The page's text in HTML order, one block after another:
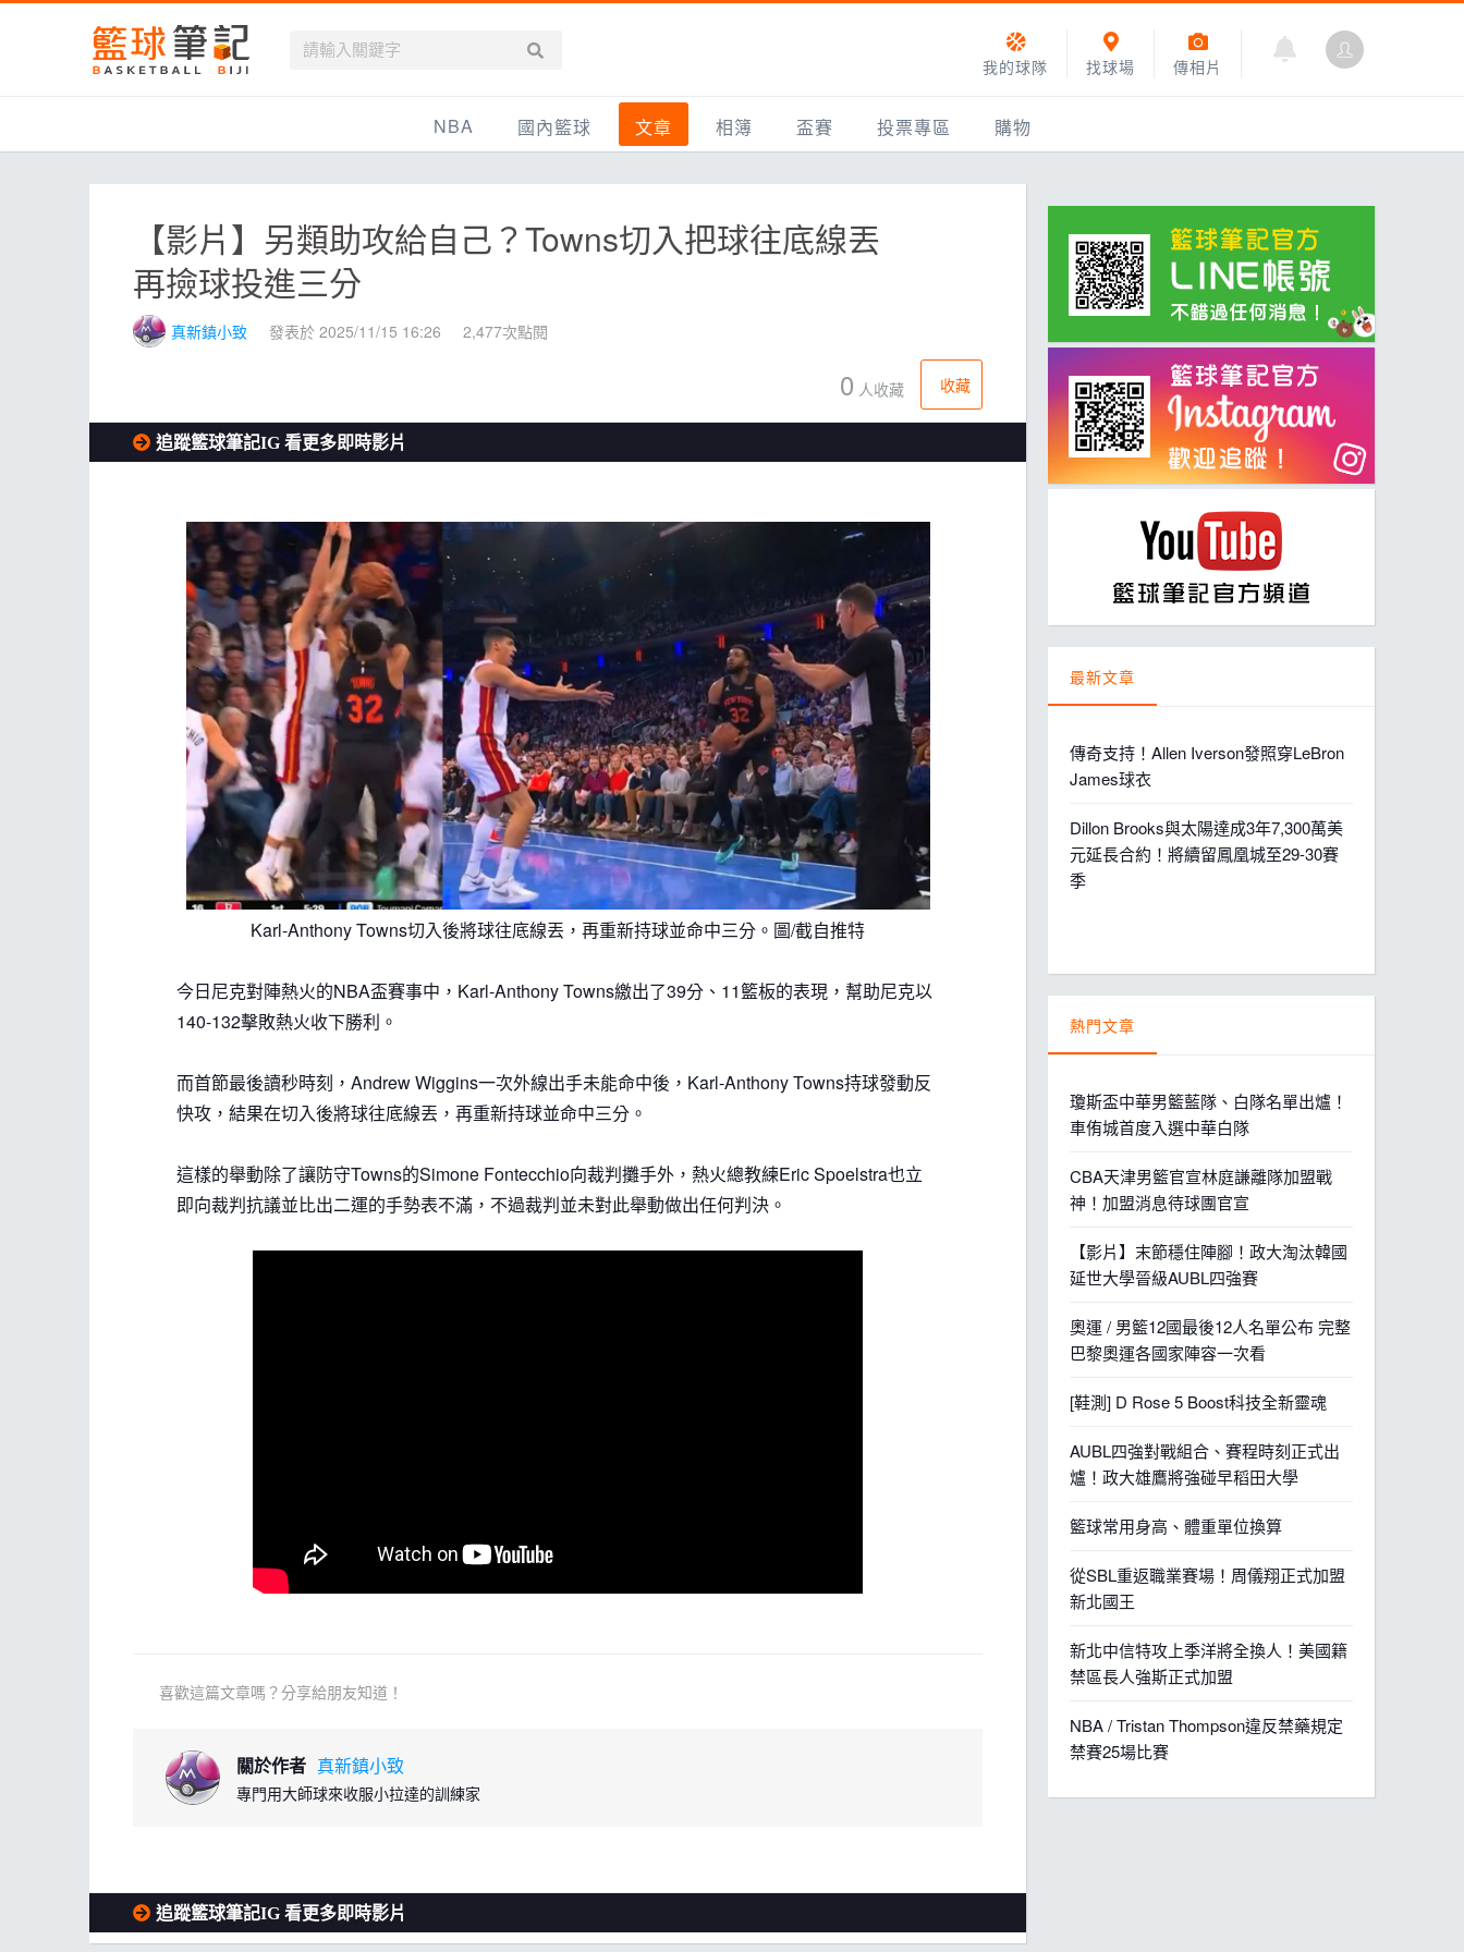
傳相片
找球場
我的球隊
NBA
最新資訊
新聞報導
戰績排名
國內籃球
新聞報導
台灣職籃
HBL
文章
全部
新聞報導
主打專題
相簿
精選相簿
網友相簿
盃賽
IMBC躍動籃球聯盟
DLIVE週末籃球聯賽
Ding Yu頂煜籃球聯盟
TYGS籃球聯盟
ELITE週日籃球聯盟
三重女子籃球聯盟
TBSL高中乙組小聯盟
淡水豆花聯盟
EMPOWER引爆運動訓練
屏東國民聯盟
CBC中壢籃球聯盟
Max中壢籃球聯盟
BTC籃球聯盟
ELITE週日籃球聯盟-中壢場
投票專區 購物
【影片】另類助攻給自己？Towns切入把球往底線丟
再撿球投進三分
真新鎮小致 發表於 2025/11/15 16:26 2,477次點閱
0 人收藏 收藏
追蹤籃球筆記IG 看更多即時影片
Karl-Anthony Towns切入後將球往底線丟，再重新持球並命中三分。圖/截自推特
今日尼克對陣熱火的NBA盃賽事中，Karl-Anthony Towns繳出了39分、11籃板的表現，幫助尼克以
140-132擊敗熱火收下勝利。
而首節最後讀秒時刻，Andrew Wiggins一次外線出手未能命中後，Karl-Anthony Towns持球發動反
快攻，結果在切入後將球往底線丟，再重新持球並命中三分。
這樣的舉動除了讓防守Towns的Simone Fontecchio向裁判攤手外，熱火總教練Eric Spoelstra也立
即向裁判抗議並比出二運的手勢表不滿，不過裁判並未對此舉動做出任何判決。
喜歡這篇文章嗎？分享給朋友知道！
關於作者 真新鎮小致
專門用大師球來收服小拉達的訓練家
追蹤籃球筆記IG 看更多即時影片
最新文章
傳奇支持！Allen Iverson發照穿LeBron
James球衣
Dillon Brooks與太陽達成3年7,300萬美
元延長合約！將續留鳳凰城至29-30賽
季
熱門文章
瓊斯盃中華男籃藍隊、白隊名單出爐！
車侑城首度入選中華白隊
CBA天津男籃官宣林庭謙離隊加盟戰
神！加盟消息待球團官宣
【影片】末節穩住陣腳！政大淘汰韓國
延世大學晉級AUBL四強賽
奧運 / 男籃12國最後12人名單公布 完整
巴黎奧運各國家陣容一次看
[鞋測] D Rose 5 Boost科技全新靈魂
AUBL四強對戰組合、賽程時刻正式出
爐！政大雄鷹將強碰早稻田大學
籃球常用身高、體重單位換算
從SBL重返職業賽場！周儀翔正式加盟
新北國王
新北中信特攻上季洋將全換人！美國籍
禁區長人強斯正式加盟
NBA / Tristan Thompson違反禁藥規定
禁賽25場比賽